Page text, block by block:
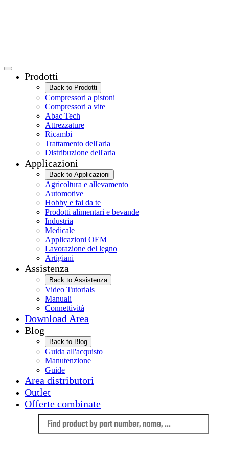
Prodotti
Back to Prodotti
Compressori a pistoni
Compressori a vite
Abac Tech
Attrezzature
Ricambi
Trattamento dell'aria
Distribuzione dell'aria
Applicazioni
Back to Applicazioni
Agricoltura e allevamento
Automotive
Hobby e fai da te
Prodotti alimentari e bevande
Industria
Medicale
Applicazioni OEM
Lavorazione del legno
Artigiani
Assistenza
Back to Assistenza
Video Tutorials
Manuali
Connettività
Download Area
Blog
Back to Blog
Guida all'acquisto
Manutenzione
Guide
Area distributori
Outlet
Offerte combinate